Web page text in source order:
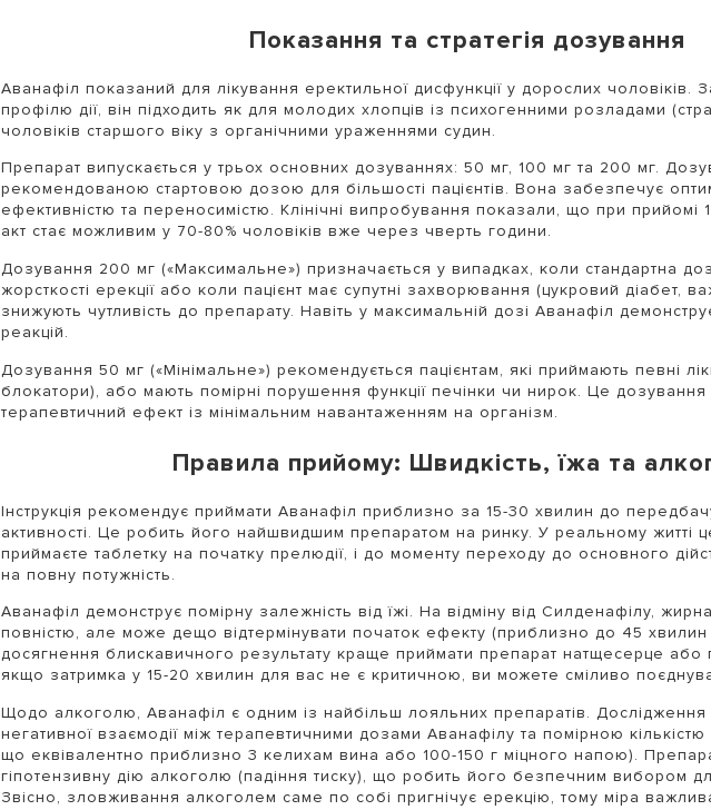
Показання та стратегія дозування
Аванафіл показаний для лікування еректильної дисфункції у дорослих чоловіків.
профілю дії, він підходить як для молодих хлопців із психогенними розладами
чоловіків старшого віку з органічними ураженнями судин.
Препарат випускається у трьох основних дозуваннях: 50 мг, 100 мг та 200 мг.
рекомендованою стартовою дозою для більшості пацієнтів. Вона забезпечує
ефективністю та переносимістю. Клінічні випробування показали, що при прийомі
акт стає можливим у 70-80% чоловіків вже через чверть години.
Дозування 200 мг («Максимальне») призначається у випадках, коли стандартна
жорсткості ерекції або коли пацієнт має супутні захворювання (цукровий діабет,
знижують чутливість до препарату. Навіть у максимальній дозі Аванафіл
реакцій.
Дозування 50 мг («Мінімальне») рекомендується пацієнтам, які приймають певні
блокатори), або мають помірні порушення функції печінки чи нирок. Це
терапевтичний ефект із мінімальним навантаженням на організм.
Правила прийому: Швидкість, їжа та
Інструкція рекомендує приймати Аванафіл приблизно за 15-30 хвилин до
активності. Це робить його найшвидшим препаратом на ринку. У реальному житті
приймаєте таблетку на початку прелюдії, і до моменту переходу до основного
на повну потужність.
Аванафіл демонструє помірну залежність від їжі. На відміну від Силденафілу,
повністю, але може дещо відтермінувати початок ефекту (приблизно до 45 хвилин
досягнення блискавичного результату краще приймати препарат натщесерце або
якщо затримка у 15-20 хвилин для вас не є критичною, ви можете сміливо
Щодо алкоголю, Аванафіл є одним із найбільш лояльних препаратів.
негативної взаємодії між терапевтичними дозами Аванафілу та помірною
що еквівалентно приблизно 3 келихам вина або 100-150 г міцного напою).
гіпотензивну дію алкоголю (падіння тиску), що робить його безпечним вибором
Звісно, зловживання алкоголем саме по собі пригнічує ерекцію, тому міра